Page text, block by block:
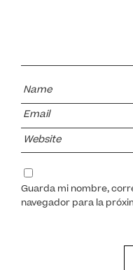
Guarda mi nombre,
navegador para la